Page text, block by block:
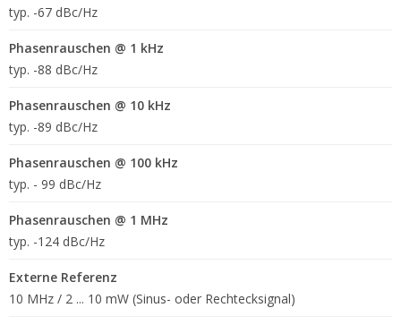
typ. -67 dBc/Hz
Phasenrauschen @ 1 kHz
typ. -88 dBc/Hz
Phasenrauschen @ 10 kHz
typ. -89 dBc/Hz
Phasenrauschen @ 100 kHz
typ. - 99 dBc/Hz
Phasenrauschen @ 1 MHz
typ. -124 dBc/Hz
Externe Referenz
10 MHz / 2 ... 10 mW (Sinus- oder Rechtecksignal)